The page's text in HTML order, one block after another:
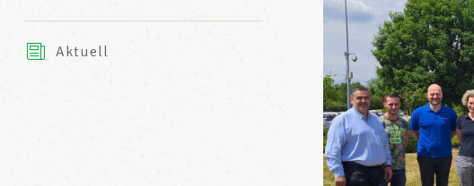
Aktuell